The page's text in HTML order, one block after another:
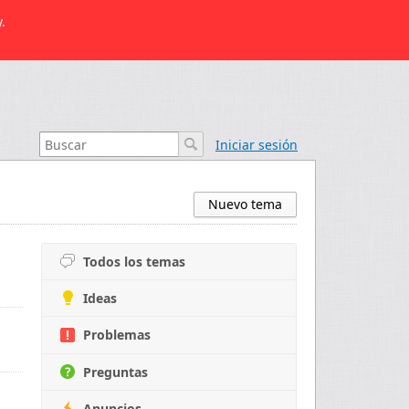
Iniciar sesión
Nuevo tema
Todos los temas
Ideas
Problemas
Preguntas